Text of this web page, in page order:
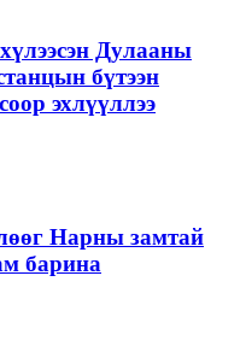
Дулааны
бүтээн
эхлүүллээ
Нарны замтай
барина